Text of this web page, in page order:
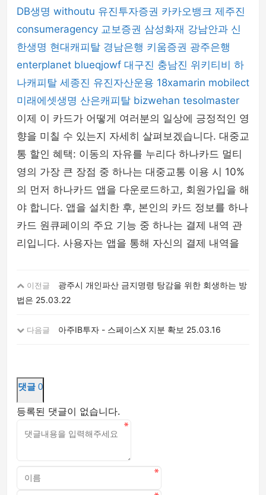
DB생명 withoutu 유진투자증권 카카오뱅크 제주진
consumeragency 교보증권 삼성화재 강남안과 신
한생명 현대캐피탈 경남은행 키움증권 광주은행
enterplanet blueqjowf 대구진 충남진 위키티비 하
나캐피탈 세종진 유진자산운용 18xamarin mobilect
미래에셋생명 산은캐피탈 bizwehan tesolmaster
이제 이 카드가 어떻게 여러분의 일상에 긍정적인 영
향을 미칠 수 있는지 자세히 살펴보겠습니다. 대중교
통 할인 혜택: 이동의 자유를 누리다 하나카드 멀티
영의 가장 큰 장점 중 하나는 대중교통 이용 시 10%
의 먼저 하나카드 앱을 다운로드하고, 회원가입을 해
야 합니다. 앱을 설치한 후, 본인의 카드 정보를 하나
카드 원큐페이의 주요 기능 중 하나는 결제 내역 관
리입니다. 사용자는 앱을 통해 자신의 결제 내역을
이전글
광주시 개인파산 금지명령 탕감을 위한 회생하는 방
법은 25.03.22
다음글 아주IB투자 - 스페이스X 지분 확보 25.03.16
댓글 0
등록된 댓글이 없습니다.